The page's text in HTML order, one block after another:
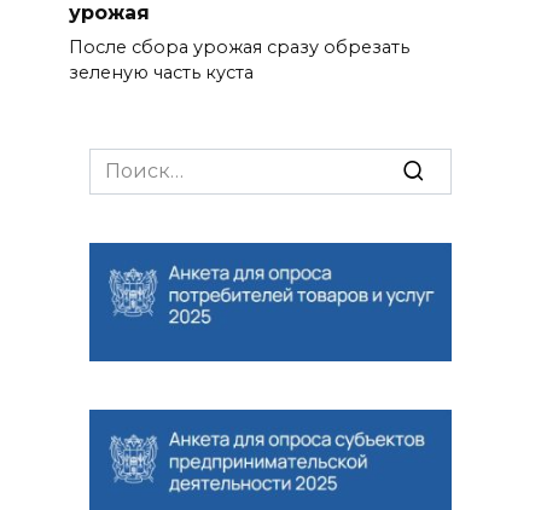
урожая
После сбора урожая сразу обрезать
зеленую часть куста
Search
for: